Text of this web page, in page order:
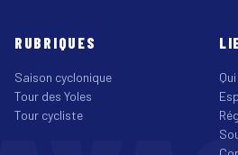
RUBRIQUES
Saison cyclonique
Tour des Yoles
Tour cycliste